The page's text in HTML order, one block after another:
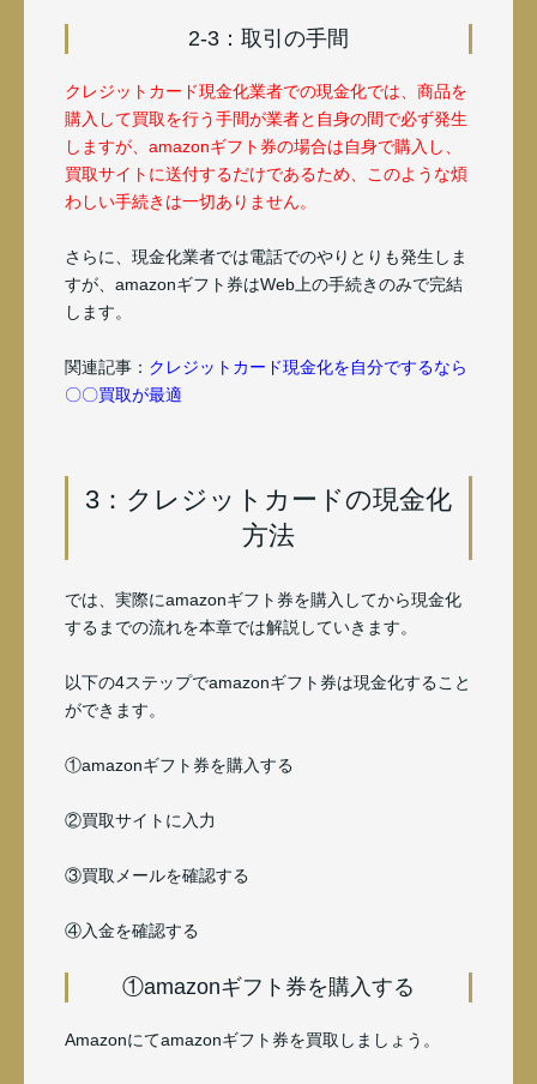
2-3：取引の手間
クレジットカード現金化業者での現金化では、商品を
購入して買取を行う手間が業者と自身の間で必ず発生
しますが、amazonギフト券の場合は自身で購入し、
買取サイトに送付するだけであるため、このような煩
わしい手続きは一切ありません。
さらに、現金化業者では電話でのやりとりも発生しま
すが、amazonギフト券はWeb上の手続きのみで完結
します。
関連記事： クレジットカード現金化を自分でするなら
〇〇買取が最適
3：クレジットカードの現金化
方法
では、実際にamazonギフト券を購入してから現金化
するまでの流れを本章では解説していきます。
以下の4ステップでamazonギフト券は現金化すること
ができます。
①amazonギフト券を購入する
②買取サイトに入力
③買取メールを確認する
④入金を確認する
①amazonギフト券を購入する
Amazonにてamazonギフト券を買取しましょう。